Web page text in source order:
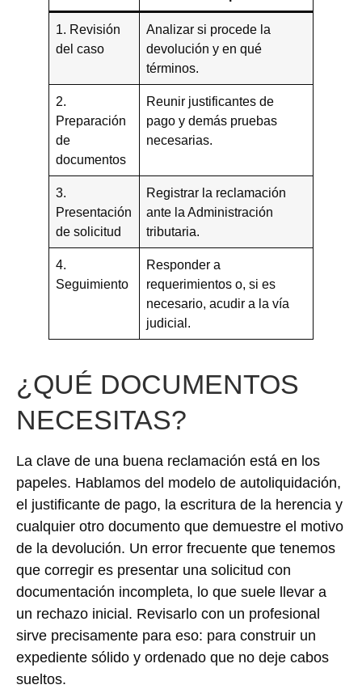
1. Revisión
del caso
Analizar si procede la
devolución y en qué
términos.
2.
Preparación
de
documentos
Reunir justificantes de
pago y demás pruebas
necesarias.
3.
Presentación
de solicitud
Registrar la reclamación
ante la Administración
tributaria.
4.
Seguimiento
Responder a
requerimientos o, si es
necesario, acudir a la vía
judicial.
¿QUÉ DOCUMENTOS
NECESITAS?
La clave de una buena reclamación está en los
papeles. Hablamos del modelo de autoliquidación,
el justificante de pago, la escritura de la herencia y
cualquier otro documento que demuestre el motivo
de la devolución. Un error frecuente que tenemos
que corregir es presentar una solicitud con
documentación incompleta, lo que suele llevar a
un rechazo inicial. Revisarlo con un profesional
sirve precisamente para eso: para construir un
expediente sólido y ordenado que no deje cabos
sueltos.